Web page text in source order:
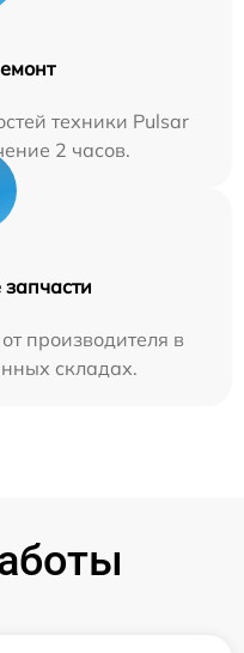
техники Pulsar
2 часов.
производителя в
складах.